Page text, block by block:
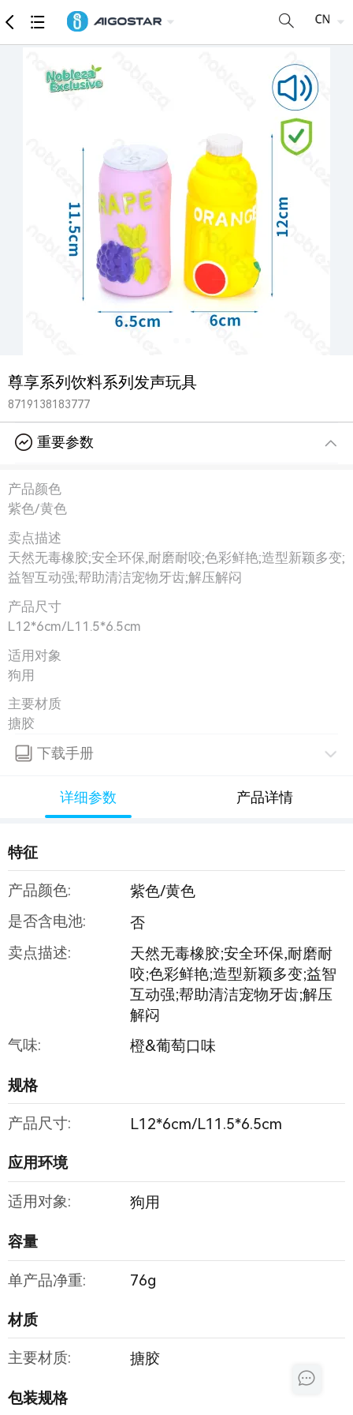
商品 详细参数
尊享系列饮料系列发声玩具
8719138183777
重要参数
产品颜色
紫色/黄色
卖点描述
天然无毒橡胶;安全环保,耐磨耐咬;色彩鲜艳;造型新颖多变;
益智互动强;帮助清洁宠物牙齿;解压解闷
产品尺寸
L12*6cm/L11.5*6.5cm
适用对象
狗用
主要材质
搪胶
下载手册
详细参数 产品详情
特征
产品颜色:
紫色/黄色
是否含电池:
否
卖点描述:
天然无毒橡胶;安全环保,耐磨耐
咬;色彩鲜艳;造型新颖多变;益智
互动强;帮助清洁宠物牙齿;解压
解闷
气味:
橙&葡萄口味
规格
产品尺寸: L12*6cm/L11.5*6.5cm
应用环境
适用对象: 狗用
容量
单产品净重: 76g
材质
主要材质: 搪胶
包装规格